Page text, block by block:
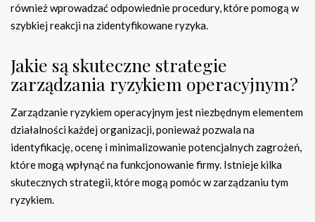
również wprowadzać odpowiednie procedury, które pomogą w
szybkiej reakcji na zidentyfikowane ryzyka.
Jakie są skuteczne strategie
zarządzania ryzykiem operacyjnym?
Zarządzanie ryzykiem operacyjnym jest niezbędnym elementem
działalności każdej organizacji, ponieważ pozwala na
identyfikację, ocenę i minimalizowanie potencjalnych zagrożeń,
które mogą wpłynąć na funkcjonowanie firmy. Istnieje kilka
skutecznych strategii, które mogą pomóc w zarządzaniu tym
ryzykiem.